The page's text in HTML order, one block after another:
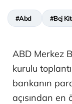
#Abd #Bej
ABD Merkez
kurulu
bankanın
açısından